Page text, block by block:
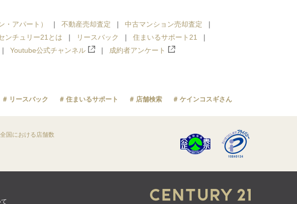
・アパート） 不動産売却査定
中古マンション売却査定
ンチュリー21とは リースバック
住まいるサポート21
Youtube公式チャンネル 成約者アンケート
リースバック 住まいるサポート 店舗検索 ケインコスギさん
国における店舗数